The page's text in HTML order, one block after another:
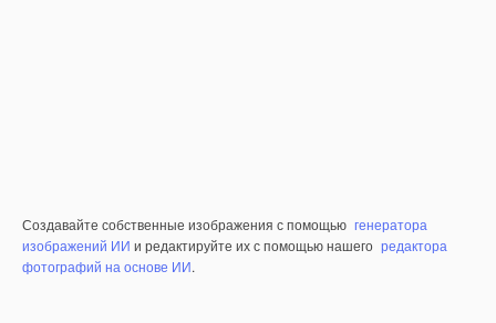
Создавайте собственные изображения с помощью генератора
изображений ИИ и редактируйте их с помощью нашего редактора
фотографий на основе ИИ.